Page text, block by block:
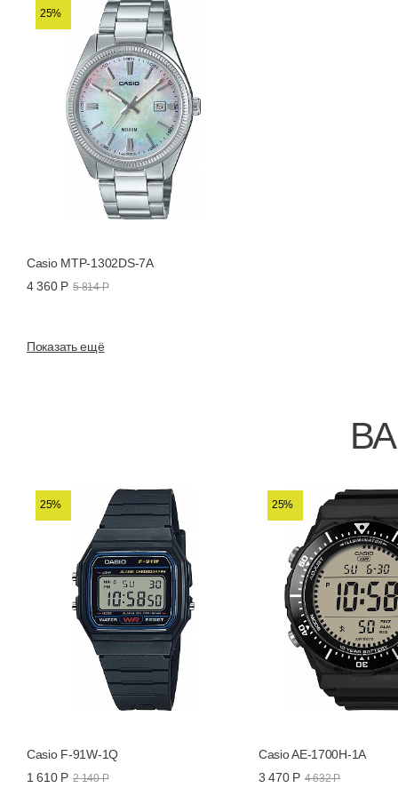
25%
Casio MTP-1302DS-7A
4 360 Р 5 814 Р
Показать ещё
25%
Casio F-91W-1Q
1 610 Р 2 140 Р
25%
Casio AE-1700H-1A
3 470 Р 4 632 Р